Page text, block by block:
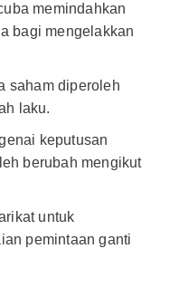
memindahkan
bagi mengelakkan
saham diperoleh
laku.
keputusan
berubah mengikut
untuk
pemintaan ganti